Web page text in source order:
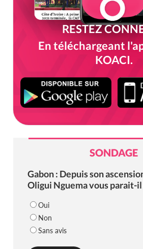
RESTEZ
En téléchargeant
KOACI.
SONDAGE
Gabon : Depuis son
Oligui Nguema vous parait-
Oui
Non
Sans avis